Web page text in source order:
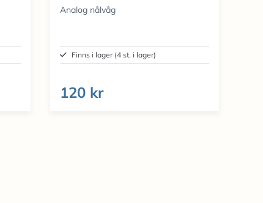
Analog nålvåg
Finns i lager (4 st. i lager)
120 kr